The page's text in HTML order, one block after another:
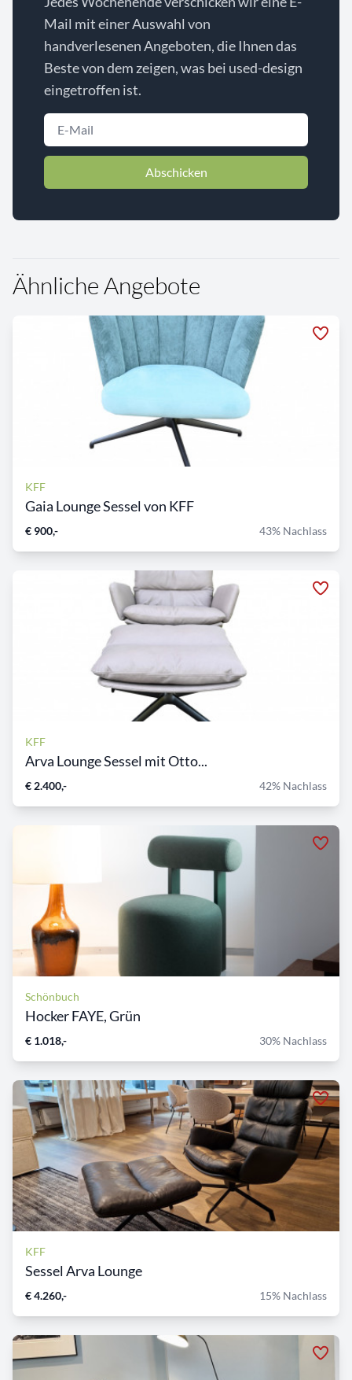
Mail mit einer Auswahl von
handverlesenen Angeboten, die Ihnen das
Beste von dem zeigen, was bei used-design
eingetroffen ist.
Abschicken
Ähnliche Angebote
KFF
Gaia Lounge Sessel von KFF
€ 900,- 43% Nachlass
KFF
Arva Lounge Sessel mit Otto...
€ 2.400,- 42% Nachlass
Schönbuch
Hocker FAYE, Grün
€ 1.018,- 30% Nachlass
KFF
Sessel Arva Lounge
€ 4.260,- 15% Nachlass